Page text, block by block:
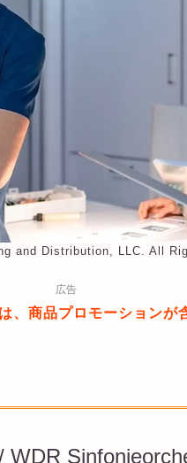
and Distribution, LLC. All
広告
、商品プロモーションが